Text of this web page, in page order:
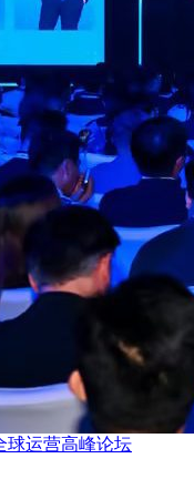
球运营高峰论坛